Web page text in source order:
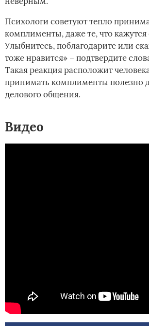
Психологи советуют тепло
комплименты, даже те, что
Улыбнитесь, поблагодарите или
тоже нравится» – подтвердите
Такая реакция расположит
принимать комплименты полезно
делового общения.
Видео